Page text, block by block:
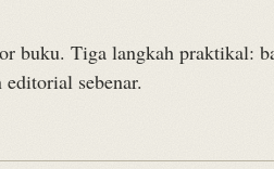
buku. Tiga langkah praktikal:
sebenar.